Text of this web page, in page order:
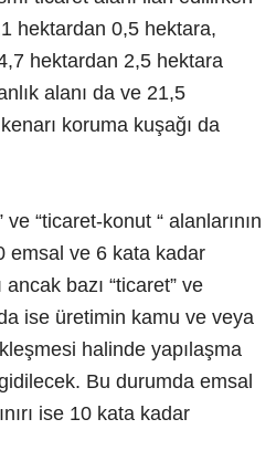
hektardan 0,5 hektara,
hektardan 2,5 hektara
alanı da ve 21,5
koruma kuşağı da
“ticaret-konut “ alanlarının
emsal ve 6 kata kadar
ancak bazı “ticaret” ve
ise üretimin kamu ve veya
halinde yapılaşma
Bu durumda emsal
ise 10 kata kadar